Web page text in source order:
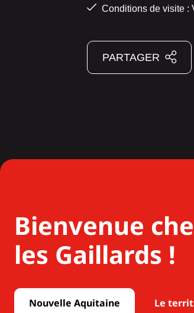
Conditions de visite :
PARTAGER
Bienvenue
les Gaillards !
Nouvelle Aquitaine Le